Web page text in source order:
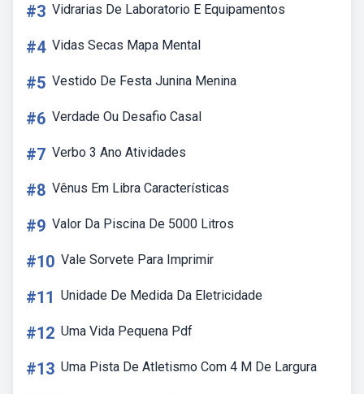
#3 Vidrarias De Laboratorio E Equipamentos
#4 Vidas Secas Mapa Mental
#5 Vestido De Festa Junina Menina
#6 Verdade Ou Desafio Casal
#7 Verbo 3 Ano Atividades
#8 Vênus Em Libra Características
#9 Valor Da Piscina De 5000 Litros
#10 Vale Sorvete Para Imprimir
#11 Unidade De Medida Da Eletricidade
#12 Uma Vida Pequena Pdf
#13 Uma Pista De Atletismo Com 4 M De Largura